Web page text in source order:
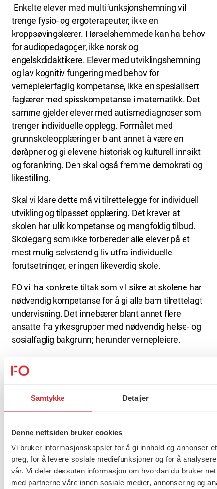
Samtykke Detaljer
Denne nettsiden bruker cookies
Vi bruker informasjonskapsler for å gi innhold og annonser
preg, for å levere sosiale mediefunksjoner og for å
vår. Vi deler dessuten informasjon om hvordan du bruker
med partnerne våre innen sosiale medier, annonsering og
Enkelte elever med multifunksjonshemning vil
trenge fysio- og ergoterapeuter, ikke en
kroppsøvingslærer. Hørselshemmede kan ha behov
for audiopedagoger, ikke norsk og
engelskdidaktikere. Elever med utviklingshemning
og lav kognitiv fungering med behov for
vernepleierfaglig kompetanse, ikke en spesialisert
faglærer med spisskompetanse i matematikk. Det
samme gjelder elever med autismediagnoser som
trenger individuelle opplegg. Formålet med
grunnskoleopplæring er blant annet å være en
døråpner og gi elevene historisk og kulturell innsikt
og forankring. Den skal også fremme demokrati og
likestilling.
Skal vi klare dette må vi tilrettelegge for individuell
utvikling og tilpasset opplæring. Det krever at
skolen har ulik kompetanse og mangfoldig tilbud.
Skolegang som ikke forbereder alle elever på et
mest mulig selvstendig liv utfra individuelle
forutsetninger, er ingen likeverdig skole.
FO vil ha konkrete tiltak som vil sikre at skolene har
nødvendig kompetanse for å gi alle barn tilrettelagt
undervisning. Det innebærer blant annet flere
ansatte fra yrkesgrupper med nødvendig helse- og
sosialfaglig bakgrunn; herunder vernepleiere.
En ikke – inkluderende skole hindrer fremtidige
Andre forhold, som at utviklingshemning nærmest
automatisk utløser uføretrygd ved fylte 18 år, og en
ekskluderende. Kombinasjonen av disse gjør
mulighetene til arbeid enda vanskeligere. Arbeid er
en svært viktig måleindikator for livskvalitet og